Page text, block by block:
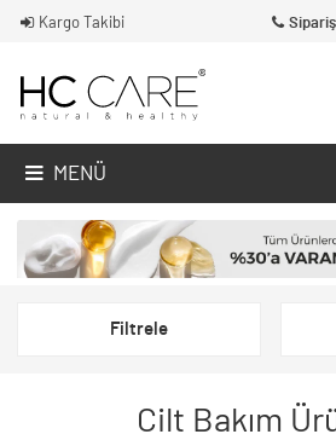
Kargo Takibi
MENÜ
Filtrele
Cilt Bakım